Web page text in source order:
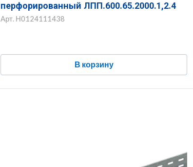
перфорированный ЛПП.600.65.2000.1,2.4
Арт. Н0124111438
В корзину